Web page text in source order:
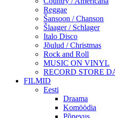
Reggae
Šansoon / Chanson
Šlaager / Schlager
Italo Disco
Jõulud / Christmas
Rock and Roll
MUSIC ON VINYL
RECORD STORE
FILMID
Eesti
Draama
Komöödia